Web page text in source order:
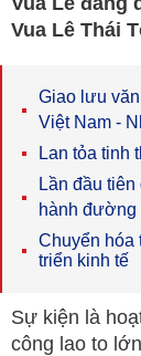
Vua Lê Thái
Giao lưu
Việt Nam -
Lan tỏa tinh
Lần đầu
hành đường
Chuyển hóa
triển kinh tế
Sự kiện là
công lao to